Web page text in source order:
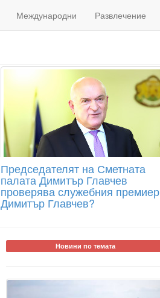
Международни Развлечение
Председателят на Сметната
палата Димитър Главчев
проверява служебния премиер
Димитър Главчев?
Новини по темата